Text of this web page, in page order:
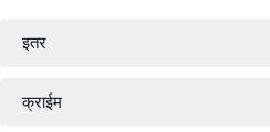
इतर
क्राईम